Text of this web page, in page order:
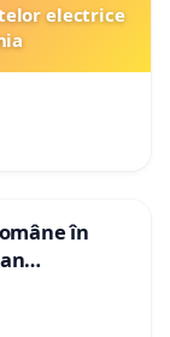
electrice
în
de